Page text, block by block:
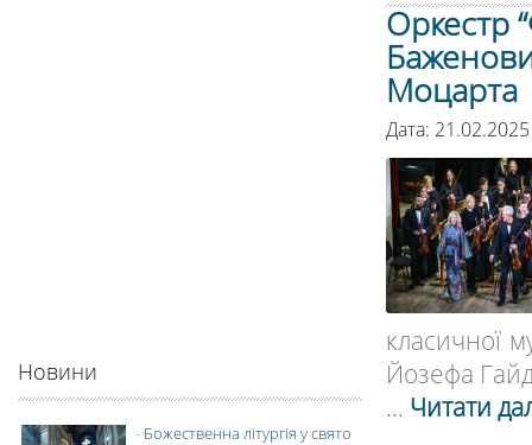
Оркестр
Моцарта
Дата:
класичної
Йозефа
... Читати
Новини
- Божественна літургія у свято